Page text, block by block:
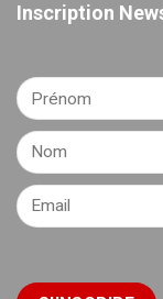
Inscription